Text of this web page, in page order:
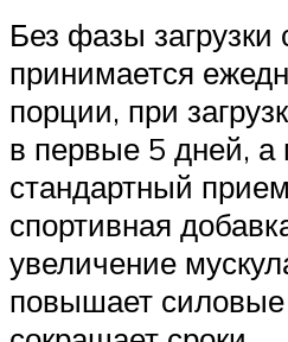
Без фазы загрузки
принимается
порции, при
в первые 5 дней, а
стандартный
спортивная
увеличение
повышает силовые